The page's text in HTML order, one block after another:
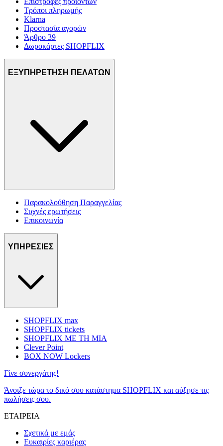
Τρόποι πληρωμής
Klarna
Προστασία αγορών
Άρθρο 39
Δωροκάρτες SHOPFLIX
ΕΞΥΠΗΡΕΤΗΣΗ ΠΕΛΑΤΩΝ
Παρακολούθηση Παραγγελίας
Συχνές ερωτήσεις
Επικοινωνία
ΥΠΗΡΕΣΙΕΣ
SHOPFLIX max
SHOPFLIX tickets
SHOPFLIX ΜΕ ΤΗ ΜΙΑ
Clever Point
BOX NOW Lockers
Γίνε συνεργάτης!
Άνοιξε τώρα το δικό σου κατάστημα SHOPFLIX και αύξησε τις
πωλήσεις σου.
ΕΤΑΙΡΕΙΑ
Σχετικά με εμάς
Ευκαιρίες καριέρας